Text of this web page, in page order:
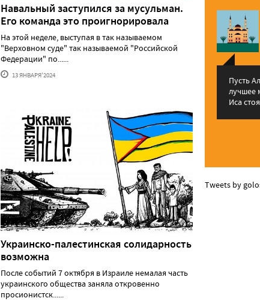
Навальный заступился за мусульман.
Его команда это проигнорировала
На этой неделе, выступая в так называемом
"Верховном суде" так называемой "Российской
Федерации" по......
13 ЯНВАРЯ'2024
Украинско-палестинская солидарность
возможна
После событий 7 октября в Израиле немалая часть
украинского общества заняла откровенно
просионистск......
Пусть
лучшее
Иса
Tweets by